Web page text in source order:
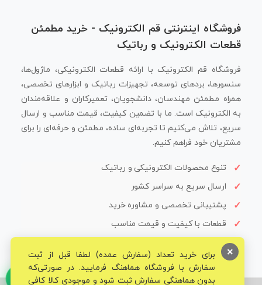
فروشگاه اینترنتی قم الکترونیک - خرید مطمئن
قطعات الکترونیک و رباتیک
فروشگاه قم الکترونیک با ارائه قطعات الکترونیکی، ماژول‌ها،
سنسورها، بردهای توسعه، تجهیزات رباتیک و ابزارهای تخصصی،
همراه مطمئن مهندسان، دانشجویان، تعمیرکاران و علاقه‌مندان
به الکترونیک است. ما با تضمین کیفیت، قیمت مناسب و ارسال
سریع، تلاش می‌کنیم تا تجربه‌ای ساده، مطمئن و حرفه‌ای را برای
مشتریان خود فراهم کنیم.
تنوع محصولات الکترونیکی و رباتیک
ارسال سریع به سراسر کشور
پشتیبانی تخصصی و مشاوره خرید
قطعات با کیفیت و قیمت مناسب
برای خرید تعداد (سفارش عمده) لطفا قبل از ثبت
سفارش با فروشگاه هماهنگ فرمایید. در صورتی‌که
بدون هماهنگی سفارش ثبت شود و موجودی کالا کافی
×